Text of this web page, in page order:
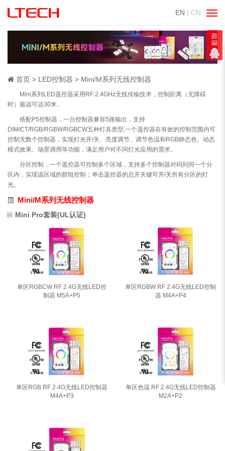
EN | CN
切
换
导
航
首页 LED控制器 Mini/M系列无线控制器
Mini系列LED遥控器采用RF 2.4GHz无线传输技术，控制距离（无障碍
时）最远可达30米。
搭配P5控制器，一台控制器兼容5路输出，支持
DIM/CT/RGB/RGBW/RGBCW五种灯具类型,一个遥控器在有效的控制范围内可
控制无数个控制器，实现灯光开/关、亮度调节、调节色温和RGB静态色、动态
模式效果、场景调用等功能，满足用户对不同灯光应用的需求。
分区控制，一个遥控器可控制多个区域，支持多个控制器对码到同一个分
区内，实现该区域的群组控制；单击遥控器的总开关键可开/关所有分区的灯
光。
Mini/M系列无线控制器
Mini Pro套装(UL认证)
单区RGBCW RF 2.4G无线LED控
制器 M5A+P5
单区RGBW RF 2.4G无线LED控制
器 M4A+P4
单区RGB RF 2.4G无线LED控制器
M4A+P3
单区色温 RF 2.4G无线LED控制器
M2A+P2